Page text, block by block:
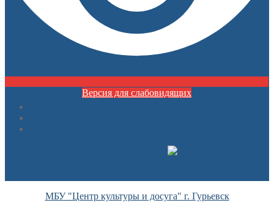
Версия для слабовидящих
МБУ "Центр культуры и досуга" г. Гурьевск